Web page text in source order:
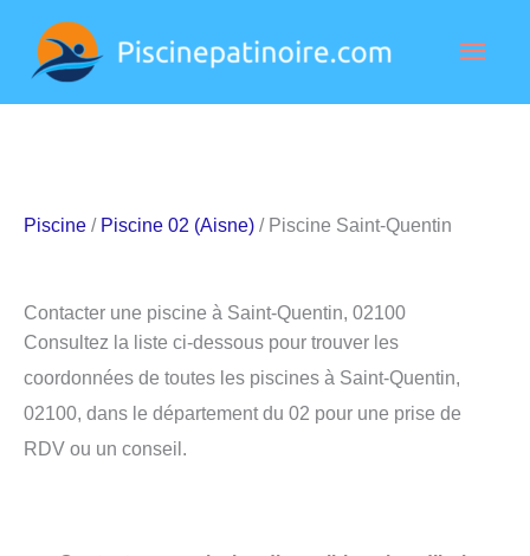
contenu
Piscine / Piscine 02 (Aisne) / Piscine Saint-Quentin
Contacter une piscine à Saint-Quentin, 02100
Consultez la liste ci-dessous pour trouver les
coordonnées de toutes les piscines à Saint-Quentin,
02100, dans le département du 02 pour une prise de
RDV ou un conseil.